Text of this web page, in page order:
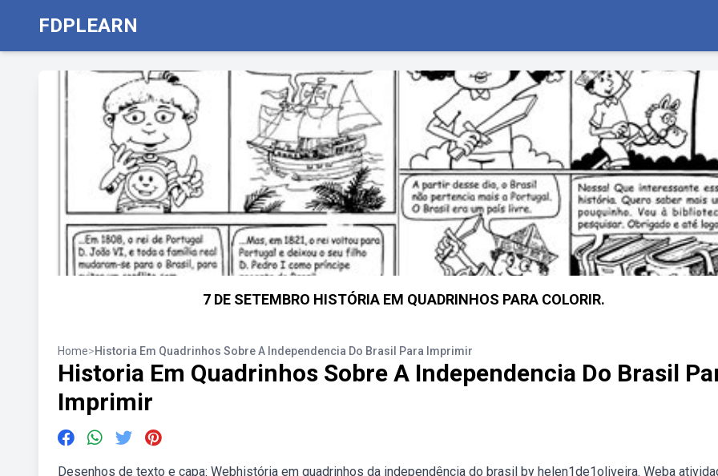
FDPLEARN
7 DE SETEMBRO HISTÓRIA EM QUADRINHOS PARA COLORIR.
Home>Historia Em Quadrinhos Sobre A Independencia Do Brasil Para Imprimir
Historia Em Quadrinhos Sobre A Independencia Do Brasil
Imprimir
Desenhos de texto e capa: Webhistória em quadrinhos da independência do brasil by helen1de1oliveira. Weba